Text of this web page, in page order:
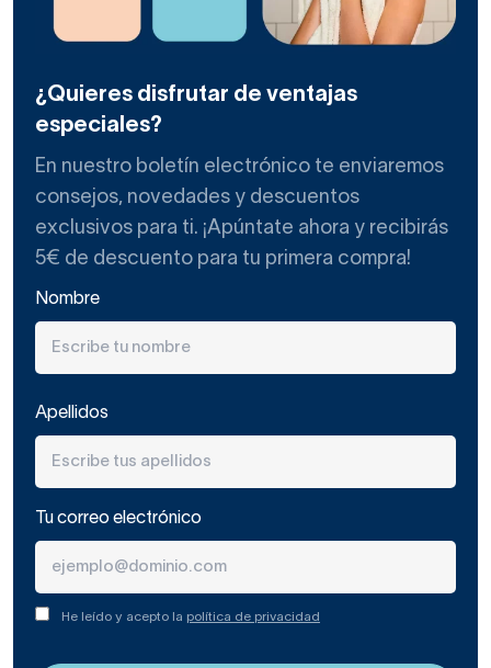
¿Quieres disfrutar de ventajas
especiales?
En nuestro boletín electrónico te enviaremos
consejos, novedades y descuentos
exclusivos para ti. ¡Apúntate ahora y recibirás
5€ de descuento para tu primera compra!
Nombre
Apellidos
Tu correo electrónico
He leído y acepto la política de privacidad